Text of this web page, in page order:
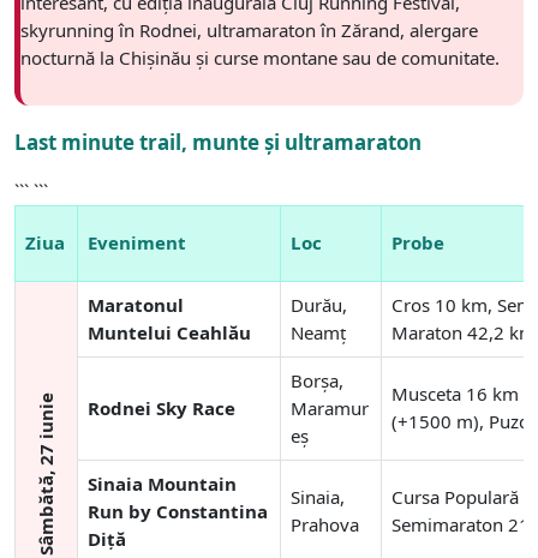
skyrunning în Rodnei, ultramaraton în Zărand, alergare
nocturnă la Chișinău și curse montane sau de comunitate.
Last minute trail, munte și ultramaraton
``` ```
Ziua Eveniment Loc Probe
Sâmbătă, 27 iunie
Maratonul
Muntelui Ceahlău
Durău,
Neamț
Cros 10 km,
Maraton 42,2 km
Rodnei Sky Race
Borșa,
Maramur
eș
Musceta 16 km
(+1500 m),
Sinaia Mountain
Run by Constantina
Diță
Sinaia,
Prahova
Cursa Populară
Semimaraton